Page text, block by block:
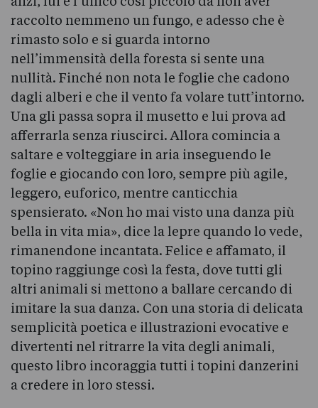
raccolto nemmeno un fungo, e adesso che è
rimasto solo e si guarda intorno
nell’immensità della foresta si sente una
nullità. Finché non nota le foglie che cadono
dagli alberi e che il vento fa volare tutt’intorno.
Una gli passa sopra il musetto e lui prova ad
afferrarla senza riuscirci. Allora comincia a
saltare e volteggiare in aria inseguendo le
foglie e giocando con loro, sempre più agile,
leggero, euforico, mentre canticchia
spensierato. «Non ho mai visto una danza più
bella in vita mia», dice la lepre quando lo vede,
rimanendone incantata. Felice e affamato, il
topino raggiunge così la festa, dove tutti gli
altri animali si mettono a ballare cercando di
imitare la sua danza. Con una storia di delicata
semplicità poetica e illustrazioni evocative e
divertenti nel ritrarre la vita degli animali,
questo libro incoraggia tutti i topini danzerini
a credere in loro stessi.